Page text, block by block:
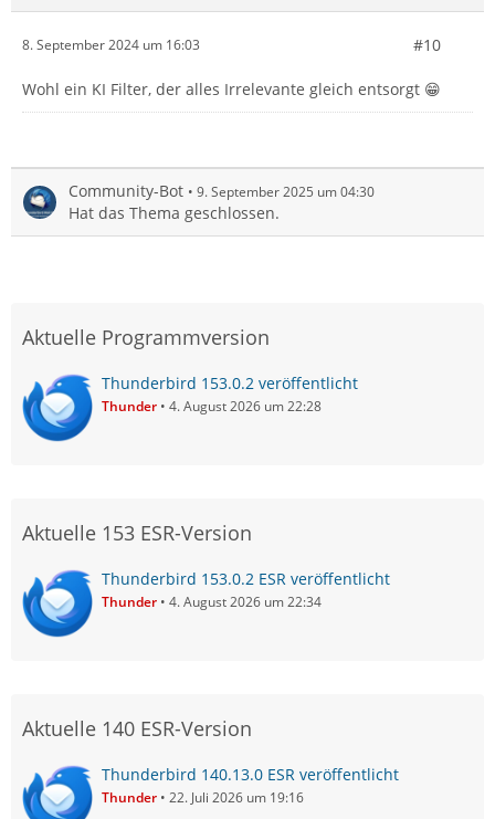
8. September 2024 um 16:03 #10
Wohl ein KI Filter, der alles Irrelevante gleich entsorgt 😁
Community-Bot 9. September 2025 um 04:30
Hat das Thema geschlossen.
Aktuelle Programmversion
Thunderbird 153.0.2 veröffentlicht
Thunder 4. August 2026 um 22:28
Aktuelle 153 ESR-Version
Thunderbird 153.0.2 ESR veröffentlicht
Thunder 4. August 2026 um 22:34
Aktuelle 140 ESR-Version
Thunderbird 140.13.0 ESR veröffentlicht
Thunder 22. Juli 2026 um 19:16